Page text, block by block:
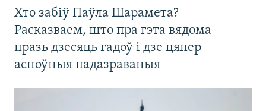
Хто забіў Паўла Шарамета?
Расказваем, што пра гэта вядома
празь дзесяць гадоў і дзе цяпер
асноўныя падазраваныя